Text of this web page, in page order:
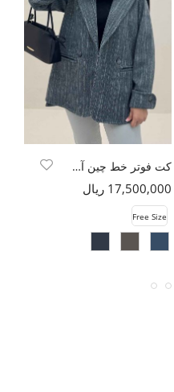
کت فوتر خط چین آستردار MORIN
17,500,000 ریال
Free Size